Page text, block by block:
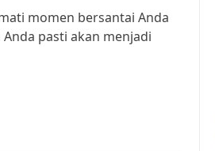
momen bersantai Anda
pasti akan menjadi